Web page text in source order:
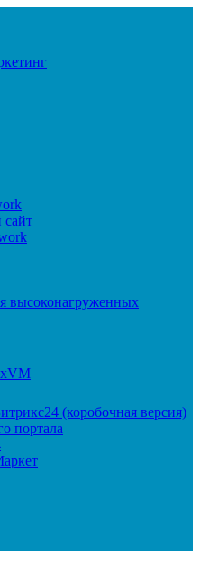
высоконагруженных
(коробочная версия)
портала